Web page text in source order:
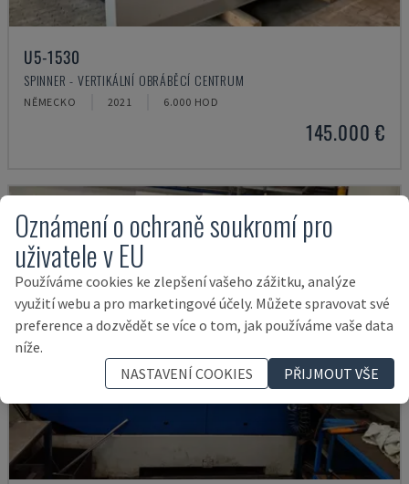
U5-1530
SPINNER - VERTIKÁLNÍ OBRÁBĚCÍ CENTRUM
NĚMECKO 2021 6.000 HOD
145.000 €
Oznámení o ochraně soukromí pro
uživatele v EU
Používáme cookies ke zlepšení vašeho zážitku, analýze
využití webu a pro marketingové účely. Můžete spravovat své
preference a dozvědět se více o tom, jak používáme vaše data
níže.
NASTAVENÍ COOKIES
PŘIJMOUT VŠE